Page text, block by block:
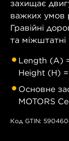
захищає
важких умов
Гравійні
та
Length (A)
Height (H)
Основне
MOTORS
Код GTIN: